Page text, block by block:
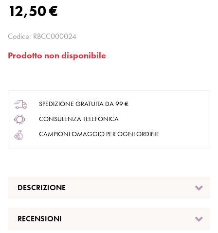
12,50 €
Codice: RBCC000024
Prodotto non disponibile
SPEDIZIONE GRATUITA DA 99 €
CONSULENZA TELEFONICA
CAMPIONI OMAGGIO PER OGNI ORDINE
DESCRIZIONE
RECENSIONI